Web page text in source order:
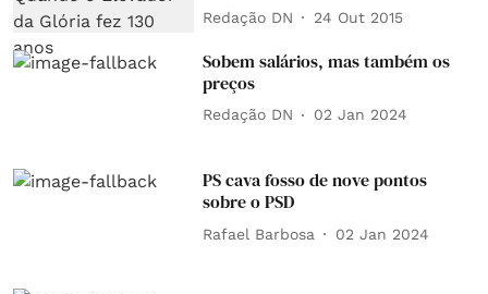
Redação DN 24 Out 2015
Sobem salários, mas também os
preços
Redação DN 02 Jan 2024
PS cava fosso de nove pontos
sobre o PSD
Rafael Barbosa 02 Jan 2024